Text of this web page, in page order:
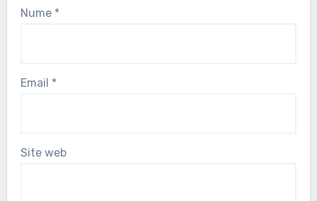
Nume *
Email *
Site web